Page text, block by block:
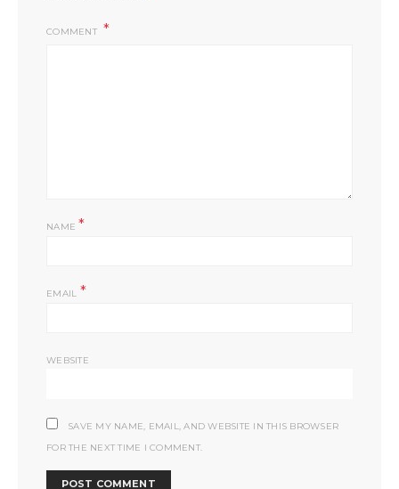
COMMENT
NAME*
EMAIL *
WEBSITE
SAVE MY NAME, EMAIL, AND WEBSITE IN THIS BROWSER
FOR THE NEXT TIME I COMMENT.